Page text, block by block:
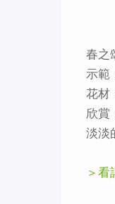
春之
示範
花材
欣賞
淡淡
＞